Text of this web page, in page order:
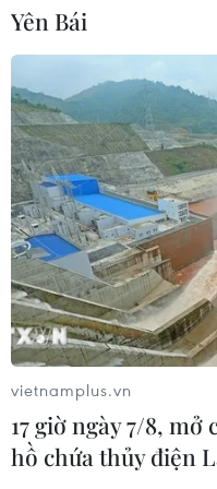
Ukraine tiếp
kho hàng của nền tảng
Nga
03/08/2026 15:02
Lãnh đạo EU kêu gọi
thống nhất' về biên
03/08/2026 14:35
Yên Bái
vietnamplus.vn
17 giờ ngày 7/8,
hồ chứa thủy điện